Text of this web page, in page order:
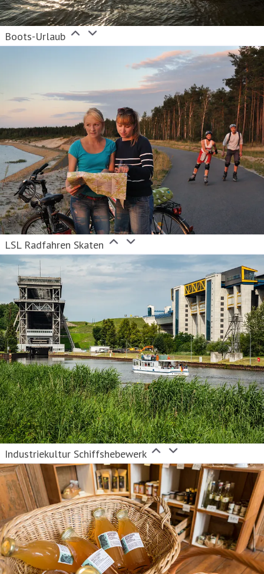
Boots-Urlaub
LSL Radfahren Skaten
Industriekultur Schiffshebewerk